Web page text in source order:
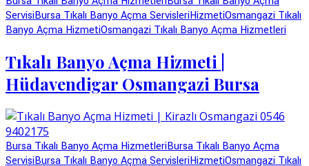
ServisiBursa Tıkalı Banyo Açma ServisleriHizmetiOsmangazi Tıkalı
Banyo Açma HizmetiOsmangazi Tıkalı Banyo Açma Hizmetleri
Tıkalı Banyo Açma Hizmeti |
Hüdavendigar Osmangazi Bursa
Bursa Tıkalı Banyo Açma HizmetleriBursa Tıkalı Banyo Açma
ServisiBursa Tıkalı Banyo Açma ServisleriHizmetiOsmangazi Tıkalı